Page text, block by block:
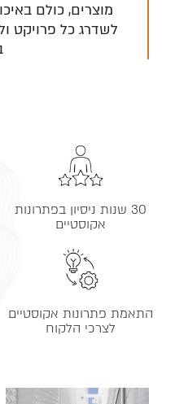
מוצרים, כולם
לשדרג כל פרויקט
30 שנות ניסיון בפתרונות
אקוסטיים
התאמת פתרונות אקוסטיים
לצרכי הלקוח